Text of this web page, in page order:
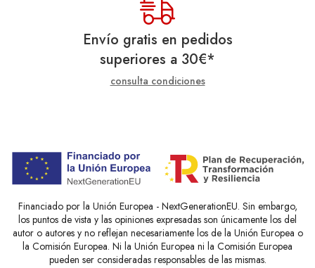
Envío gratis en pedidos
superiores a 30€*
consulta condiciones
Financiado por la Unión Europea - NextGenerationEU. Sin embargo,
los puntos de vista y las opiniones expresadas son únicamente los del
autor o autores y no reflejan necesariamente los de la Unión Europea o
la Comisión Europea. Ni la Unión Europea ni la Comisión Europea
pueden ser consideradas responsables de las mismas.